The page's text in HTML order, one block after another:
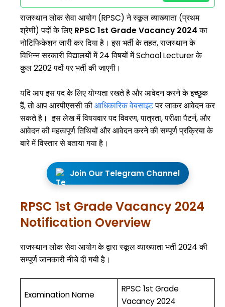
राजस्थान लोक सेवा आयोग (RPSC) ने स्कूल व्याख्याता (प्रथम
श्रेणी) पदों के लिए RPSC 1st Grade Vacancy 2024का
नोटिफिकेशन जारी कर दिया है। इस भर्ती के तहत, राजस्थान के
विभिन्न सरकारी विद्यालयों में 24 विषयों में School Lecturer के
कुल 2202 पदों पर भर्ती की जाएगी।
यदि आप इस पद के लिए योग्यता रखते है और आवेदन करने के इच्छुक
हैं, तो आप आरपीएससी कीआधिकारिक वेबसाइटपर जाकर आवेदन कर
सकते है। इस लेख में विषयवार पद विवरण, पात्रता, परीक्षा पैटर्न, और
आवेदन की महत्वपूर्ण तिथियों और आवेदन करने की सम्पूर्ण प्रक्रिया के
बारे में विस्तार से बताया गया है।
Join Our Telegram Channel
RPSC 1st Grade Vacancy 2024
Notification Overview
राजस्थान लोक सेवा आयोग के द्वारा स्कूल व्याख्याता भर्ती 2024 की
सम्पूर्ण जानकारी नीचे दी गयी है।
Examination Name
RPSC 1st Grade
Vacancy 2024